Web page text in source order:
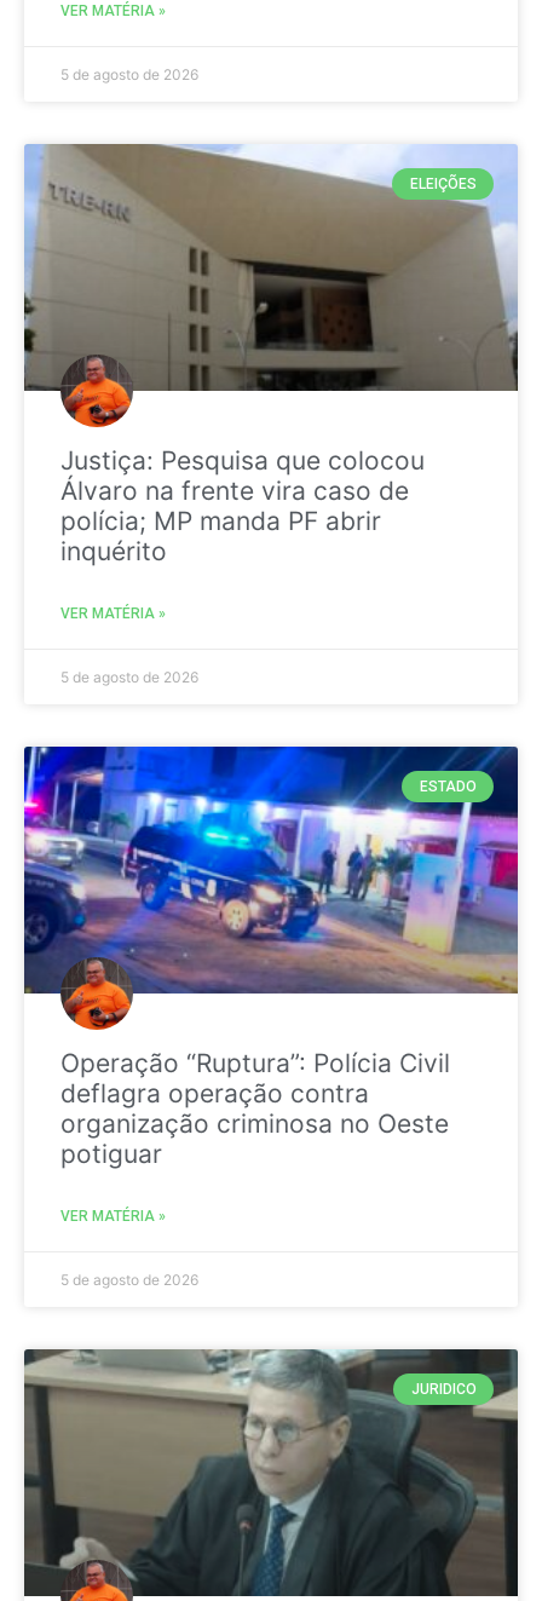
VER MATÉRIA »
5 de agosto de 2026
ELEIÇÕES
Justiça: Pesquisa que colocou
Álvaro na frente vira caso de
polícia; MP manda PF abrir
inquérito
VER MATÉRIA »
5 de agosto de 2026
ESTADO
Operação “Ruptura”: Polícia Civil
deflagra operação contra
organização criminosa no Oeste
potiguar
VER MATÉRIA »
5 de agosto de 2026
JURIDICO